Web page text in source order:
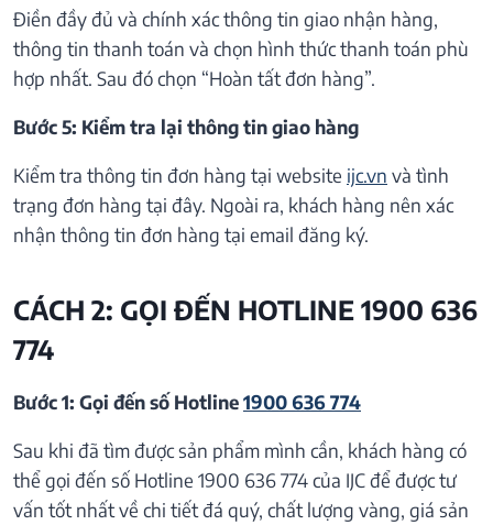
Điền đầy đủ và chính xác thông tin giao nhận hàng,
thông tin thanh toán và chọn hình thức thanh toán phù
hợp nhất. Sau đó chọn “Hoàn tất đơn hàng”.
Bước 5: Kiểm tra lại thông tin giao hàng
Kiểm tra thông tin đơn hàng tại website ijc.vn và tình
trạng đơn hàng tại đây. Ngoài ra, khách hàng nên xác
nhận thông tin đơn hàng tại email đăng ký.
CÁCH 2: GỌI ĐẾN HOTLINE 1900 636
774
Bước 1: Gọi đến số Hotline1900 636 774
Sau khi đã tìm được sản phẩm mình cần, khách hàng có
thể gọi đến số Hotline 1900 636 774 của IJC để được tư
vấn tốt nhất về chi tiết đá quý, chất lượng vàng, giá sản